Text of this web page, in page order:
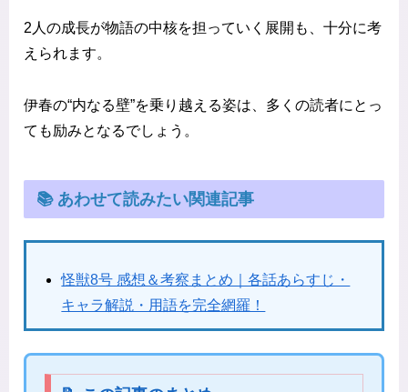
2人の成長が物語の中核を担っていく展開も、十分に考
えられます。
伊春の“内なる壁”を乗り越える姿は、多くの読者にとっ
ても励みとなるでしょう。
📚 あわせて読みたい関連記事
怪獣8号 感想＆考察まとめ｜各話あらすじ・
キャラ解説・用語を完全網羅！